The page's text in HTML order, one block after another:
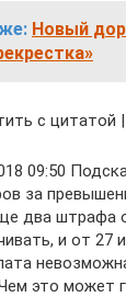
Новый
с цитатой
09:50
за
два штрафа
и от 27
это может